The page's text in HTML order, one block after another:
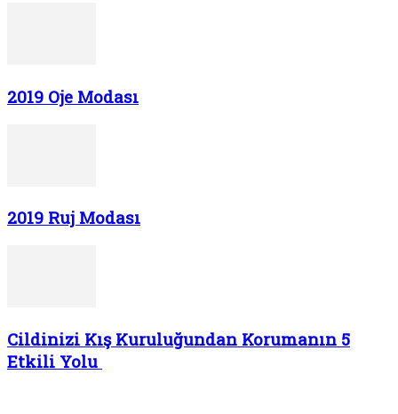
2019 Oje Modası
2019 Ruj Modası
Cildinizi Kış Kuruluğundan Korumanın 5
Etkili Yolu